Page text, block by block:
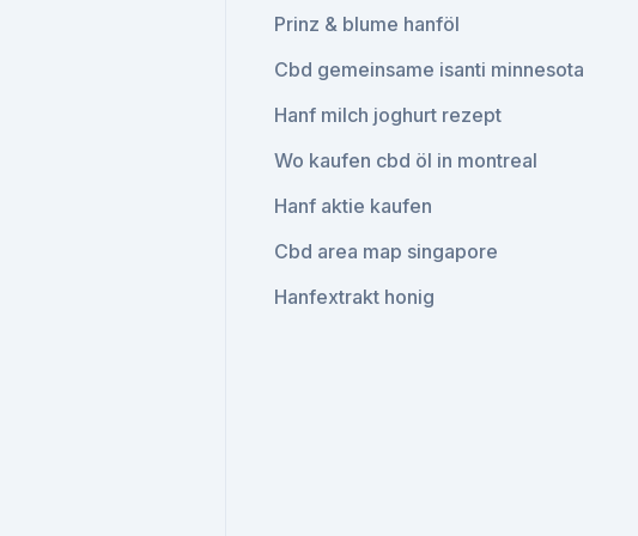
Prinz & blume hanföl
Cbd gemeinsame isanti minnesota
Hanf milch joghurt rezept
Wo kaufen cbd öl in montreal
Hanf aktie kaufen
Cbd area map singapore
Hanfextrakt honig